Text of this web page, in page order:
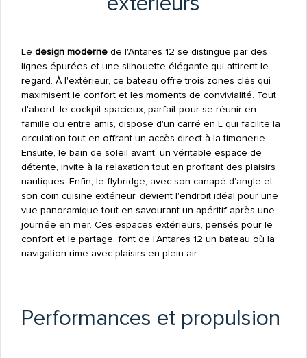
Le design modernede l'Antares 12 se distingue par des
lignes épurées et une silhouette élégante qui attirent le
regard. À l'extérieur, ce bateau offre trois zones clés qui
maximisent le confort et les moments de convivialité. Tout
d'abord, le cockpit spacieux, parfait pour se réunir en
famille ou entre amis, dispose d'un carré en L qui facilite la
circulation tout en offrant un accès direct à la timonerie.
Ensuite, le bain de soleil avant, un véritable espace de
détente, invite à la relaxation tout en profitant des plaisirs
nautiques. Enfin, le flybridge, avec son canapé d’angle et
son coin cuisine extérieur, devient l'endroit idéal pour une
vue panoramique tout en savourant un apéritif après une
journée en mer. Ces espaces extérieurs, pensés pour le
confort et le partage, font de l'Antares 12 un bateau où la
navigation rime avec plaisirs en plein air.
Performances et propulsion